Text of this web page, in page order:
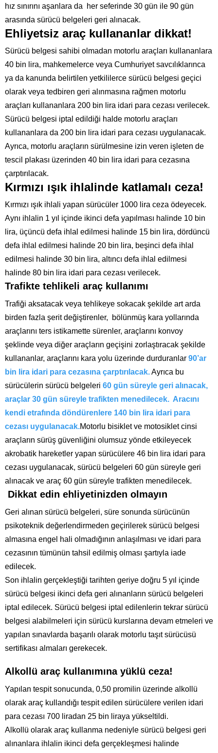
hız sınırını aşanlara da her seferinde 30 gün ile 90 gün
arasında sürücü belgeleri geri alınacak.
Ehliyetsiz araç kullananlar dikkat!
Sürücü belgesi sahibi olmadan motorlu araçları kullananlara
40 bin lira, mahkemelerce veya Cumhuriyet savcılıklarınca
ya da kanunda belirtilen yetkililerce sürücü belgesi geçici
olarak veya tedbiren geri alınmasına rağmen motorlu
araçları kullananlara 200 bin lira idari para cezası verilecek.
Sürücü belgesi iptal edildiği halde motorlu araçları
kullananlara da 200 bin lira idari para cezası uygulanacak.
Ayrıca, motorlu araçların sürülmesine izin veren işleten de
tescil plakası üzerinden 40 bin lira idari para cezasına
çarptırılacak.
Kırmızı ışık ihlalinde katlamalı ceza!
Kırmızı ışık ihlali yapan sürücüler 1000 lira ceza ödeyecek.
Aynı ihlalin 1 yıl içinde ikinci defa yapılması halinde 10 bin
lira, üçüncü defa ihlal edilmesi halinde 15 bin lira, dördüncü
defa ihlal edilmesi halinde 20 bin lira, beşinci defa ihlal
edilmesi halinde 30 bin lira, altıncı defa ihlal edilmesi
halinde 80 bin lira idari para cezası verilecek.
Trafikte tehlikeli araç kullanımı
Trafiği aksatacak veya tehlikeye sokacak şekilde art arda
birden fazla şerit değiştirenler, bölünmüş kara yollarında
araçlarını ters istikamette sürenler, araçlarını konvoy
şeklinde veya diğer araçların geçişini zorlaştıracak şekilde
kullananlar, araçlarını kara yolu üzerinde durduranlar 90’ar
bin lira idari para cezasına çarptırılacak.Ayrıca bu
sürücülerin sürücü belgeleri 60 gün süreyle geri alınacak,
araçlar 30 gün süreyle trafikten menedilecek. Aracını
kendi etrafında döndürenlere 140 bin lira idari para
cezası uygulanacak.Motorlu bisiklet ve motosiklet cinsi
araçların sürüş güvenliğini olumsuz yönde etkileyecek
akrobatik hareketler yapan sürücülere 46 bin lira idari para
cezası uygulanacak, sürücü belgeleri 60 gün süreyle geri
alınacak ve araç 60 gün süreyle trafikten menedilecek.
Dikkat edin ehliyetinizden olmayın
Geri alınan sürücü belgeleri, süre sonunda sürücünün
psikoteknik değerlendirmeden geçirilerek sürücü belgesi
almasına engel hali olmadığının anlaşılması ve idari para
cezasının tümünün tahsil edilmiş olması şartıyla iade
edilecek.
Son ihlalin gerçekleştiği tarihten geriye doğru 5 yıl içinde
sürücü belgesi ikinci defa geri alınanların sürücü belgeleri
iptal edilecek. Sürücü belgesi iptal edilenlerin tekrar sürücü
belgesi alabilmeleri için sürücü kurslarına devam etmeleri ve
yapılan sınavlarda başarılı olarak motorlu taşıt sürücüsü
sertifikası almaları gerekecek.
Alkollü araç kullanımına yüklü ceza!
Yapılan tespit sonucunda, 0,50 promilin üzerinde alkollü
olarak araç kullandığı tespit edilen sürücülere verilen idari
para cezası 700 liradan 25 bin liraya yükseltildi.
Alkollü olarak araç kullanma nedeniyle sürücü belgesi geri
alınanlara ihlalin ikinci defa gerçekleşmesi halinde